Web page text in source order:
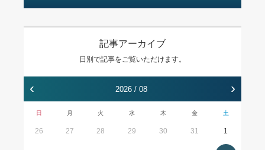
記事アーカイブ
日別で記事をご覧いただけます。
‹ 2026 / 08 ›
日 月 火 水 木 金 土
26 27 28 29 30 31 1